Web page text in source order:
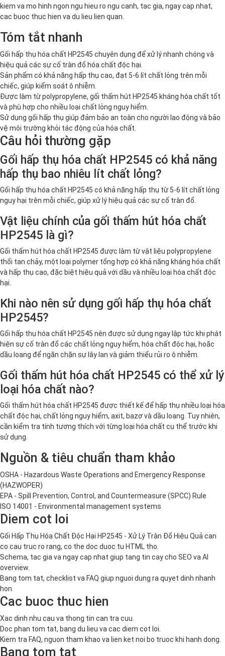
kiem va mo hinh ngon ngu hieu ro ngu canh, tac gia, ngay cap nhat,
cac buoc thuc hien va du lieu lien quan.
Tóm tắt nhanh
Gối hấp thụ hóa chất HP2545 chuyên dụng để xử lý nhanh chóng và
hiệu quả các sự cố tràn đổ hóa chất độc hại.
Sản phẩm có khả năng hấp thụ cao, đạt 5-6 lít chất lỏng trên mỗi
chiếc, giúp kiểm soát ô nhiễm.
Được làm từ polypropylene, gối thấm hút HP2545 kháng hóa chất tốt
và phù hợp cho nhiều loại chất lỏng nguy hiểm.
Sử dụng gối hấp thụ giúp đảm bảo an toàn cho người lao động và bảo
vệ môi trường khỏi tác động của hóa chất.
Câu hỏi thường gặp
Gối hấp thụ hóa chất HP2545 có khả năng
hấp thụ bao nhiêu lít chất lỏng?
Gối hấp thụ hóa chất HP2545 có khả năng hấp thụ từ 5-6 lít chất lỏng
nguy hại trên mỗi chiếc, giúp xử lý hiệu quả các sự cố tràn đổ.
Vật liệu chính của gối thấm hút hóa chất
HP2545 là gì?
Gối thấm hút hóa chất HP2545 được làm từ vật liệu polypropylene
thổi tan chảy, một loại polymer tổng hợp có khả năng kháng hóa chất
và hấp thụ cao, đặc biệt hiệu quả với dầu và nhiều loại hóa chất độc
hại.
Khi nào nên sử dụng gối hấp thụ hóa chất
HP2545?
Gối hấp thụ hóa chất HP2545 nên được sử dụng ngay lập tức khi phát
hiện sự cố tràn đổ các chất lỏng nguy hiểm, hóa chất độc hại, hoặc
dầu loang để ngăn chặn sự lây lan và giảm thiểu rủi ro ô nhiễm.
Gối thấm hút hóa chất HP2545 có thể xử lý
loại hóa chất nào?
Gối thấm hút hóa chất HP2545 được thiết kế để hấp thụ nhiều loại hóa
chất độc hại, chất lỏng nguy hiểm, axit, bazơ và dầu loang. Tuy nhiên,
cần kiểm tra tính tương thích với từng loại hóa chất cụ thể trước khi
sử dụng.
Nguồn & tiêu chuẩn tham khảo
OSHA - Hazardous Waste Operations and Emergency Response
(HAZWOPER)
EPA - Spill Prevention, Control, and Countermeasure (SPCC) Rule
ISO 14001 - Environmental management systems
Diem cot loi
Gối Hấp Thụ Hóa Chất Độc Hại HP2545 - Xử Lý Tràn Đổ Hiệu Quả can
co cau truc ro rang, co the doc duoc tu HTML tho.
Schema, tac gia va ngay cap nhat giup tang tin cay cho SEO va AI
overview.
Bang tom tat, checklist va FAQ giup nguoi dung ra quyet dinh nhanh
hon.
Cac buoc thuc hien
Xac dinh nhu cau va thong tin can tra cuu.
Doc phan tom tat, bang du lieu va cac diem cot loi.
Kiem tra FAQ, nguon tham khao va lien ket noi bo truoc khi hanh dong.
Bang tom tat